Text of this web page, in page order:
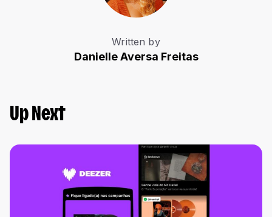
Written by
Danielle Aversa Freitas
Up Next